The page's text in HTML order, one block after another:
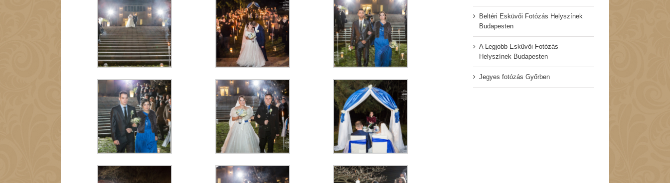
Beltéri Esküvői Fotózás Helyszínek
Budapesten
A Legjobb Esküvői Fotózás
Helyszínek Budapesten
Jegyes fotózás Győrben